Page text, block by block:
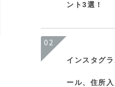
ント3選！
02
インスタグ
ール、住所